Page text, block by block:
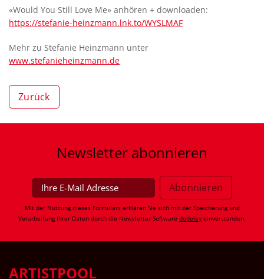
«Would You Still Love Me» anhören + downloaden:
https://stefanie-heinzmann.lnk.to/WYSLMAF
Mehr zu Stefanie Heinzmann unter
www.stefanieheinzmann.de
Zurück
Newsletter abonnieren
Mit der Nutzung dieses Formulars erklären Sie sich mit der Speicherung und
Verarbeitung Ihrer Daten durch die Newsletter-Software dodeley einverstanden.
ARTISTPOOL